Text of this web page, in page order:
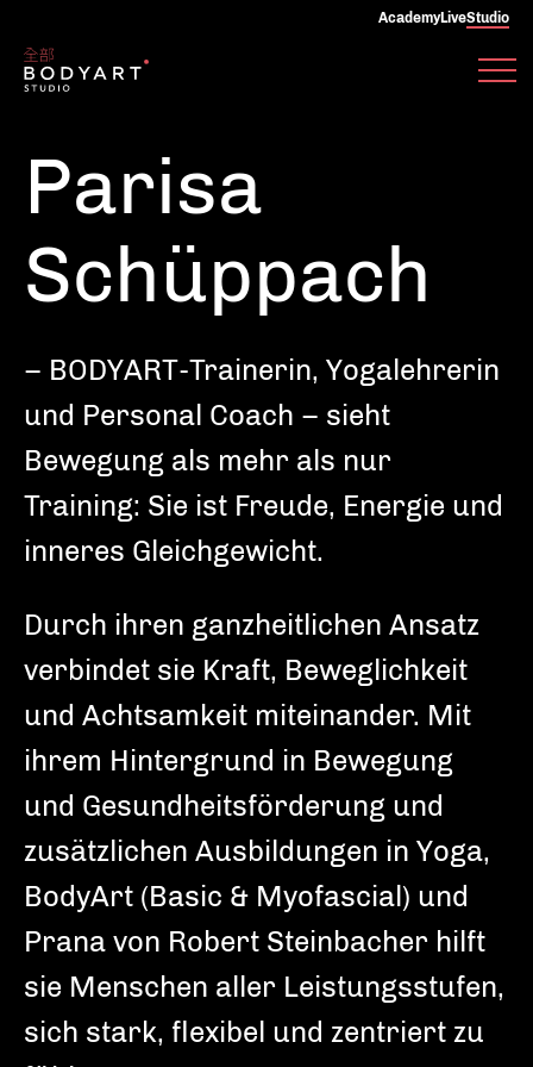
AcademyLiveStudio
Parisa
Schüppach
– BODYART-Trainerin, Yogalehrerin
und Personal Coach – sieht
Bewegung als mehr als nur
Training: Sie ist Freude, Energie und
inneres Gleichgewicht.
Durch ihren ganzheitlichen Ansatz
verbindet sie Kraft, Beweglichkeit
und Achtsamkeit miteinander. Mit
ihrem Hintergrund in Bewegung
und Gesundheitsförderung und
zusätzlichen Ausbildungen in Yoga,
BodyArt (Basic & Myofascial) und
Prana von Robert Steinbacher hilft
sie Menschen aller Leistungsstufen,
sich stark, flexibel und zentriert zu